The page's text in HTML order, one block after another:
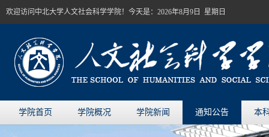
欢迎访问中北大学人文社会科学学院！今天是： 2026年8月9日 星期日
学院首页 学院概况 学院新闻 通知公告 本